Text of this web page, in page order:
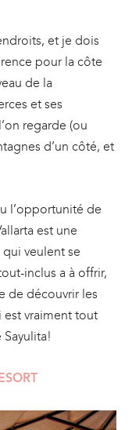
et je dois
pour la côte
de la
et ses
regarde (ou
d’un côté, et
l’opportunité de
est une
veulent se
inclus a à offrir,
de découvrir les
est vraiment tout